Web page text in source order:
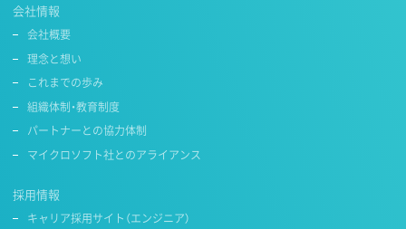
会社情報
会社概要
理念と想い
これまでの歩み
組織体制・教育制度
パートナーとの協力体制
マイクロソフト社とのアライアンス
採用情報
キャリア採用サイト（エンジニア）